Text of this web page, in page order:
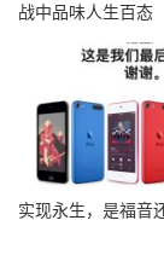
战中品味人生百态
实现永生，是福音